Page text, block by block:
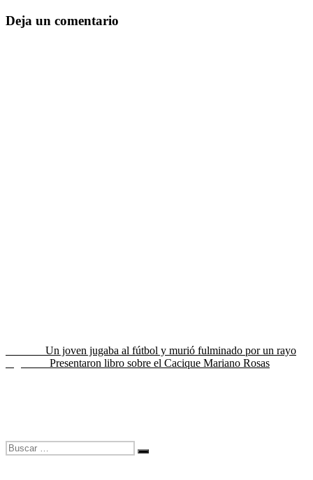
Deja un comentario
Navegación
de
Entrada
anterior:
Un joven jugaba al fútbol y murió fulminado por un rayo
Entrada
Presentaron libro sobre el Cacique Mariano Rosas
Buscar
por:
Buscar